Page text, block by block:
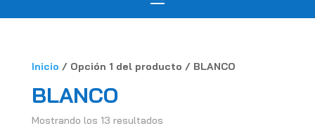
Inicio / Opción 1 del producto / BLANCO
BLANCO
Mostrando los 13 resultados